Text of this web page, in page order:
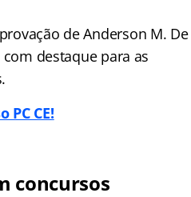
de Anderson M. De
destaque para as
CE!
concursos